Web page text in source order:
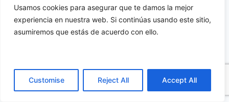
Usamos cookies para asegurar que te damos la mejor
experiencia en nuestra web. Si continúas usando este sitio,
asumiremos que estás de acuerdo con ello.
Customise Reject All Accept All
Portugal: +351 219 376 267
EMPRESA Y LEGAL
Política de Privacidad